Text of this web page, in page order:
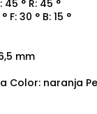
° R: 45 °
30 ° B: 15 °
mm
Color: naranja